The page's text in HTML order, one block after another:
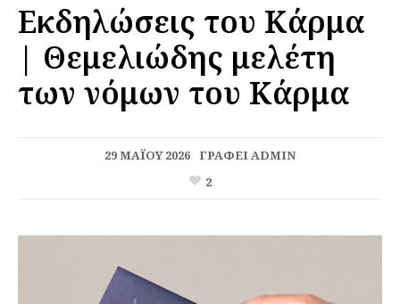
Εκδηλώσεις του Κάρμα
| Θεμελιώδης μελέτη
των νόμων του Κάρμα
29 ΜΑΪ́ΟΥ 2026 ΓΡΆΦΕΙADMIN
2